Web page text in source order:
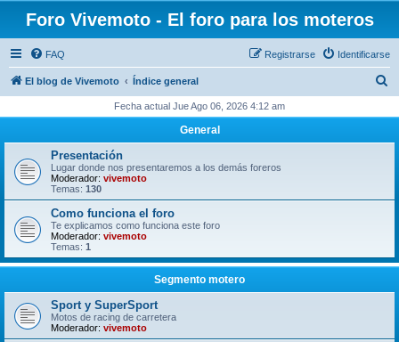
Foro Vivemoto - El foro para los moteros
FAQ Identificarse
Registrarse
El blog de Vivemoto Índice general
c
Fecha actual Jue Ago 06, 2026 4:12 am
General
Presentación
Lugar donde nos presentaremos a los demás foreros
Moderador: vivemoto
Temas: 130
Como funciona el foro
Te explicamos como funciona este foro
Moderador: vivemoto
Temas: 1
Segmento motero
Sport y SuperSport
Motos de racing de carretera
Moderador: vivemoto